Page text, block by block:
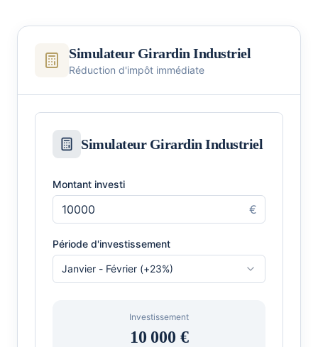
Simulateur Girardin Industriel
Réduction d'impôt immédiate
Simulateur Girardin Industriel
Montant investi
€
Période d'investissement
Janvier - Février (+23%)
Investissement
10 000 €